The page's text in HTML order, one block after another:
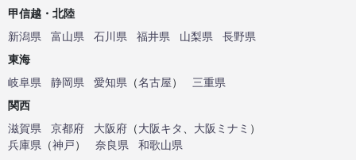
甲信越・北陸
新潟県
富山県 石川県 福井県 山梨県
長野県
東海
岐阜県
静岡県 愛知県 （名古屋）
三重県
関西
滋賀県
京都府 大阪府 （大阪キタ 大阪ミナミ ）
兵庫県 （神戸） 奈良県
和歌山県